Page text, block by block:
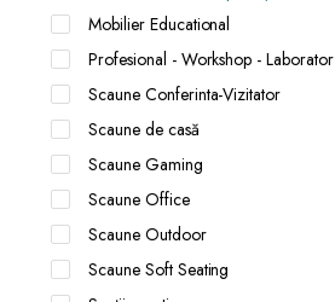
Mobilier Educational
Profesional - Workshop - Laborator
Scaune Conferinta-Vizitator
Scaune de casă
Scaune Gaming
Scaune Office
Scaune Outdoor
Scaune Soft Seating